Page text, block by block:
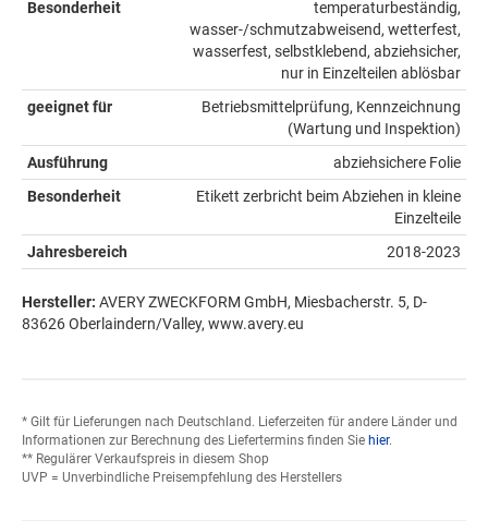
Besonderheit
temperaturbeständig,
wasser-/schmutzabweisend, wetterfest,
wasserfest, selbstklebend, abziehsicher,
nur in Einzelteilen ablösbar
geeignet für
Betriebsmittelprüfung, Kennzeichnung
(Wartung und Inspektion)
Ausführung
abziehsichere Folie
Besonderheit
Etikett zerbricht beim Abziehen in kleine
Einzelteile
Jahresbereich
2018-2023
Hersteller: AVERY ZWECKFORM GmbH, Miesbacherstr. 5, D-
83626 Oberlaindern/Valley, www.avery.eu
* Gilt für Lieferungen nach Deutschland. Lieferzeiten für andere Länder und
Informationen zur Berechnung des Liefertermins finden Sie hier.
** Regulärer Verkaufspreis in diesem Shop
UVP = Unverbindliche Preisempfehlung des Herstellers